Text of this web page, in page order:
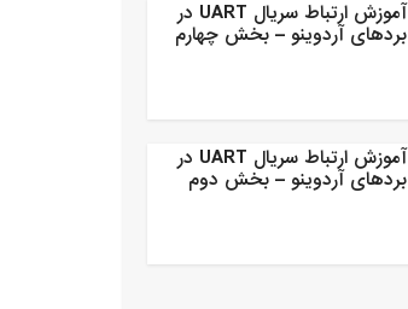
آموزش ارتباط سریال UART در
بردهای آردوینو – بخش چهارم
آموزش ارتباط سریال UART در
بردهای آردوینو – بخش دوم